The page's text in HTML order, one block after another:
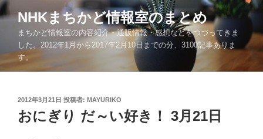
コ
ン
ツ
NHKまちかど情報室のまとめ
まちかど情報室の内容紹介・通販情報・感想などをつづってきま
した。2012年1月から2017年2月10日までの分、3100記事ありま
す。
投
稿
日:
2012年3月21日 投稿者: MAYURIKO
おにぎり だ～い好き！ 3月21日